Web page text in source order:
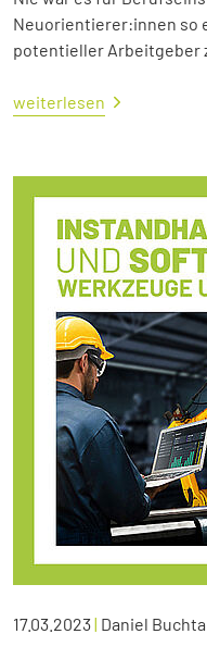
Neuorientierer:innen so
potentieller Arbeitgeber
weiterlesen
17.03.2023| Daniel Buchta